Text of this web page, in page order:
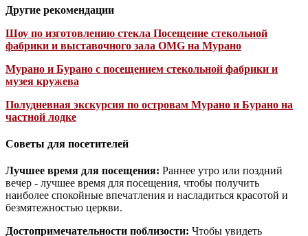
Другие рекомендации
Шоу по изготовлению стекла Посещение стекольной
фабрики и выставочного зала OMG на Мурано
Мурано и Бурано с посещением стекольной фабрики и
музея кружева
Полудневная экскурсия по островам Мурано и Бурано на
частной лодке
Советы для посетителей
Лучшее время для посещения: Раннее утро или поздний
вечер - лучшее время для посещения, чтобы получить
наиболее спокойные впечатления и насладиться красотой и
безмятежностью церкви.
Достопримечательности поблизости: Чтобы увидеть